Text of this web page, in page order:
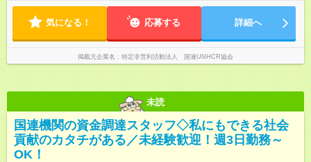
契約でトライアル期間（給与・待遇に差異なし）
や月水金日、火水金土日など フルタイムで取り組みたい方も、
Ｗワーク希望の方も歓迎◎
気になる！ 応募する 詳細へ
掲載元企業名 特定非営利活動法人 国連UNHCR協会
未読
国連機関の資金調達スタッフ◇私にもできる社会
貢献のカタチがある／未経験歓迎！週3日勤務～
OK！